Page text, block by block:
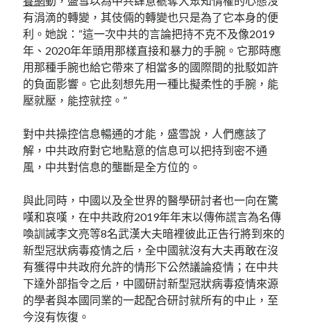
有涓滴的轉變，其伎倆的轉變也只是為了它本身的便
利。她說：“這一次中共的言論把持不克不及像2019
年、2020年年頭用那樣直接和暴力的手腕。它那時應
用那種手腕也給它帶來了相當多的國際間的批駁如許
的負面影響。它此刻想先用一種比擬柔性的手腕，能
壓就壓，能控就控。”
對中共操控信息暢通的才能，盛雪說，人們應該了
解，中共政府對它地點意的信息可以把持到密不通
風，中共對信息的壟斷是全方位的。
與此同時，中國以及全世界的醫學研討者也一向在驚
嘆和哀嘆，在中共政府2019年年末以傳佈謊言為名傳
喚訓誡李文亮等8名武漢大夫暗裡彼此正告行將到來的
新型冠狀病毒疫情之后，全中國就沒有大夫再敢在沒
有獲得中共政府允許的情形下公然議論疫情；在中共
下達外部指令之后，中國研討新型冠狀病毒疫情來源
的學者與本國同業的一起配合研討就所有的中止，至
今沒有恢復。